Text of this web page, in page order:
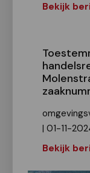
Bekijk
| 01-11-
Bekijk